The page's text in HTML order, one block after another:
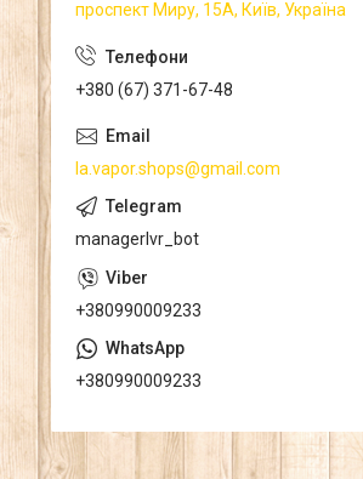
проспект Миру, 15А, Київ, Україна
+380 (67) 371-67-48
la.vapor.shops@gmail.com
managerlvr_bot
+380990009233
+380990009233